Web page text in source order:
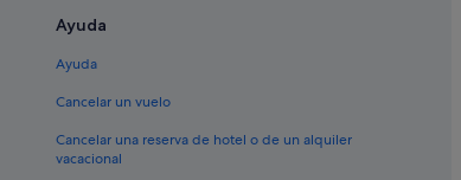
Ayuda
Ayuda
Cancelar un vuelo
Cancelar una reserva de hotel o de un alquiler
vacacional